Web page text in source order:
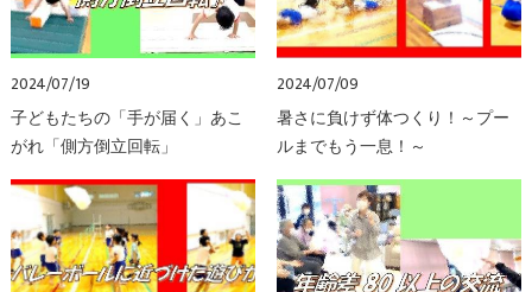
2024/07/19
子どもたちの「手が届く」あこ
がれ「側方倒立回転」
2024/07/09
暑さに負けず体つくり！～プー
ルまでもう一息！～